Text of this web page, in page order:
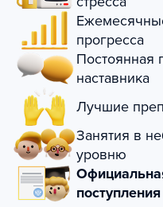
прогресса
Постоянная
наставника
Лучшие
Занятия в
уровню